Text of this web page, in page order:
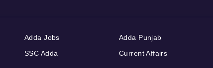
Adda Jobs
SSC Adda
Adda Punjab
Current Affairs